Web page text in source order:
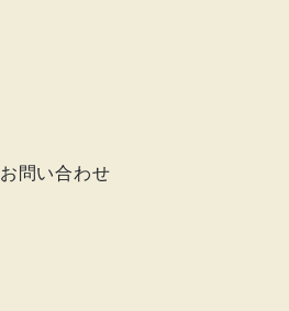
お問い合わせ